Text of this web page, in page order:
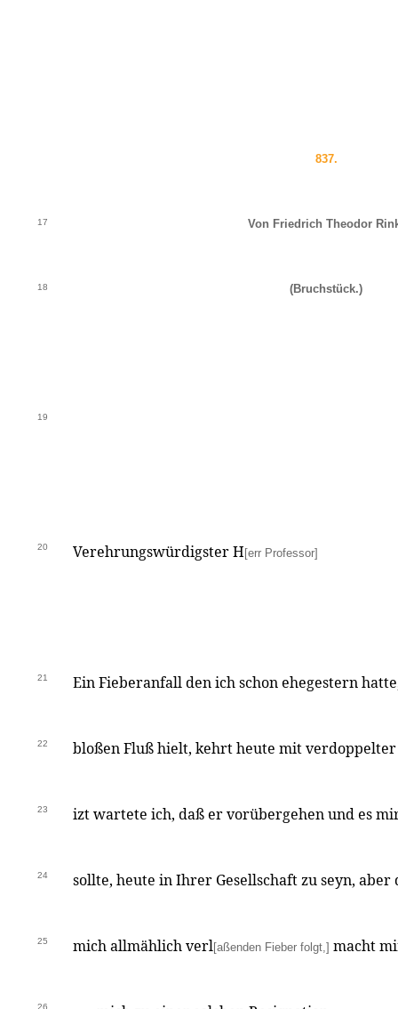
837.
17 Von Friedrich Theodor
18 (Bruchstück.)
19
20 Verehrungswürdigster H [err Professor]
21 Ein Fieberanfall den ich schon ehegestern
22 bloßen Fluß hielt, kehrt heute mit verdoppelter
23 izt wartete ich, daß er vorübergehen und es
24 sollte, heute in Ihrer Gesellschaft zu seyn,
25 mich allmählich verl[aßenden Fieber folgt,] macht
26